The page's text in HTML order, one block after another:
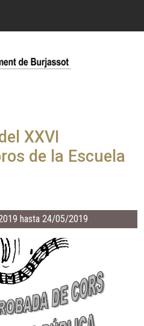
XXVI
de la Escuela
hasta 24/05/2019